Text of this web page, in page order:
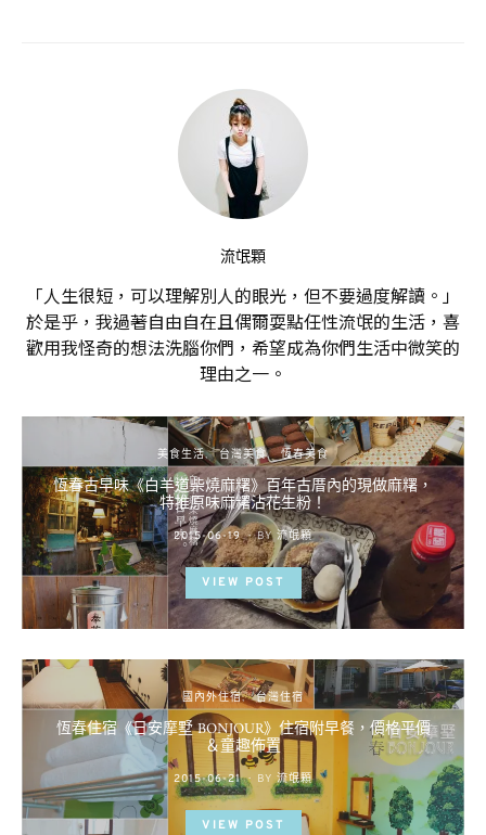
流氓顆
「人生很短，可以理解別人的眼光，但不要過度解讀。」
於是乎，我過著自由自在且偶爾耍點任性流氓的生活，喜
歡用我怪奇的想法洗腦你們，希望成為你們生活中微笑的
理由之一。
美食生活 台灣美食 恆春美食
恆春古早味《白羊道柴燒麻糬》百年古厝內的現做麻糬，
特推原味麻糬沾花生粉！
POSTED
ON
2015-06-19 BY 流氓顆
VIEW POST
國內外住宿 台灣住宿
恆春住宿《日安摩墅 BONJOUR》住宿附早餐，價格平價
＆童趣佈置
POSTED
ON
2015-06-21 BY 流氓顆
VIEW POST